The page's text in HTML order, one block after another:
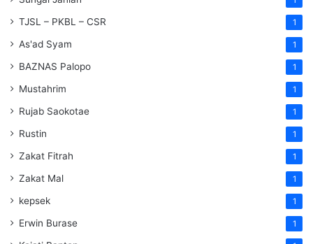
TJSL – PKBL – CSR 1
As'ad Syam 1
BAZNAS Palopo 1
Mustahrim 1
Rujab Saokotae 1
Rustin 1
Zakat Fitrah 1
Zakat Mal 1
kepsek 1
Erwin Burase 1